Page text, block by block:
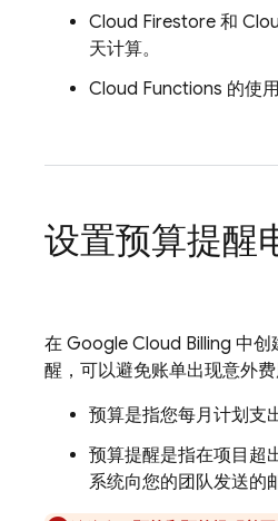
Cloud Firestore 和
天计算。
Cloud Functions 的使
设置预算提醒
在 Google Cloud Billing 中创
醒，可以避免账单出现意外费
预算是指您每月计划支
预算提醒是指在项目超
系统向您的团队发送的